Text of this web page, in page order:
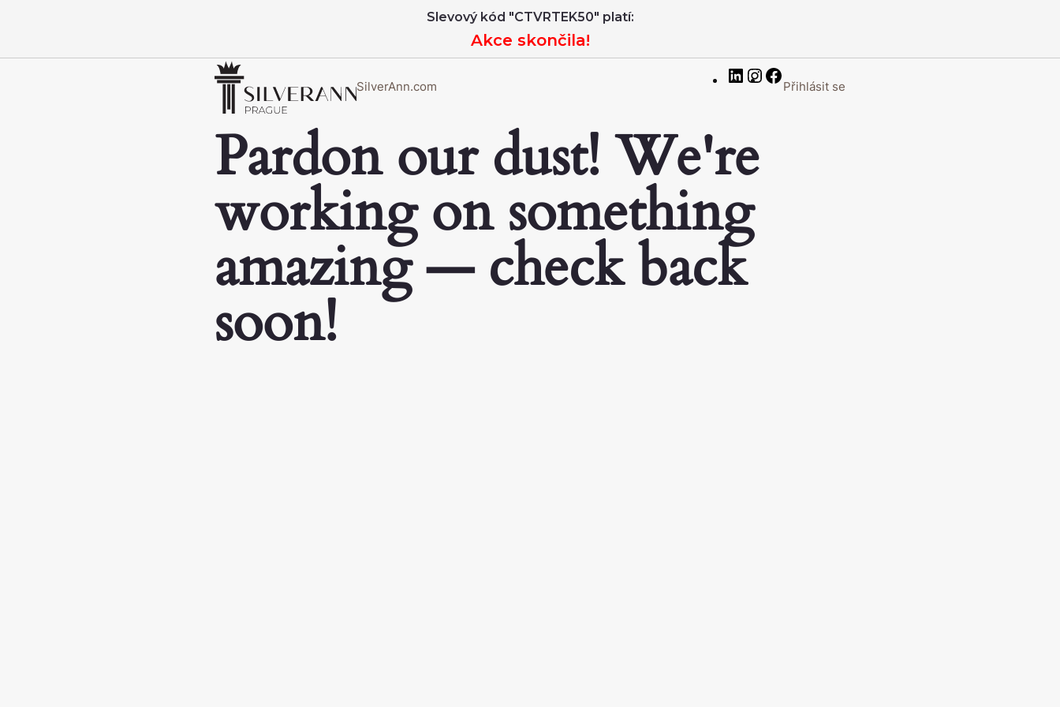
Slevový kód "CTVRTEK50" platí:
Akce skončila!
SilverAnn.com Přihlásit se
Pardon our dust! We're
working on something
amazing — check back
soon!